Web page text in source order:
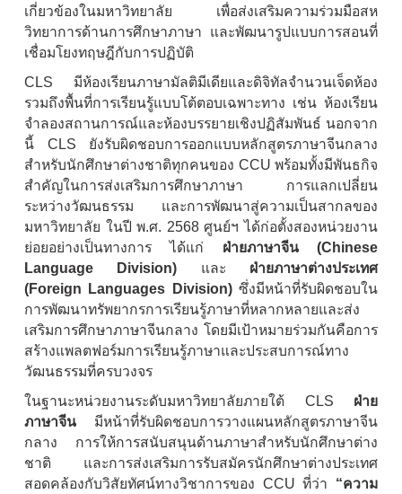
เกี่ยวข้องในมหาวิทยาลัย เพื่อส่งเสริมความร่วมมือสห
วิทยาการด้านการศึกษาภาษา และพัฒนารูปแบบการสอนที่
เชื่อมโยงทฤษฎีกับการปฏิบัติ
CLS มีห้องเรียนภาษามัลติมีเดียและดิจิทัลจำนวนเจ็ดห้อง
รวมถึงพื้นที่การเรียนรู้แบบโต้ตอบเฉพาะทาง เช่น ห้องเรียน
จำลองสถานการณ์และห้องบรรยายเชิงปฏิสัมพันธ์ นอกจาก
นี้ CLS ยังรับผิดชอบการออกแบบหลักสูตรภาษาจีนกลาง
สำหรับนักศึกษาต่างชาติทุกคนของ CCU พร้อมทั้งมีพันธกิจ
สำคัญในการส่งเสริมการศึกษาภาษา การแลกเปลี่ยน
ระหว่างวัฒนธรรม และการพัฒนาสู่ความเป็นสากลของ
มหาวิทยาลัย ในปี พ.ศ. 2568 ศูนย์ฯ ได้ก่อตั้งสองหน่วยงาน
ย่อยอย่างเป็นทางการ ได้แก่ ฝ่ายภาษาจีน (Chinese
Language Division) และ ฝ่ายภาษาต่างประเทศ
(Foreign Languages Division)ซึ่งมีหน้าที่รับผิดชอบใน
การพัฒนาทรัพยากรการเรียนรู้ภาษาที่หลากหลายและส่ง
เสริมการศึกษาภาษาจีนกลาง โดยมีเป้าหมายร่วมกันคือการ
สร้างแพลตฟอร์มการเรียนรู้ภาษาและประสบการณ์ทาง
วัฒนธรรมที่ครบวงจร
ในฐานะหน่วยงานระดับมหาวิทยาลัยภายใต้ CLS ฝ่าย
ภาษาจีน มีหน้าที่รับผิดชอบการวางแผนหลักสูตรภาษาจีน
กลาง การให้การสนับสนุนด้านภาษาสำหรับนักศึกษาต่าง
ชาติ และการส่งเสริมการรับสมัครนักศึกษาต่างประเทศ
สอดคล้องกับวิสัยทัศน์ทางวิชาการของ CCU ที่ว่า “ความ